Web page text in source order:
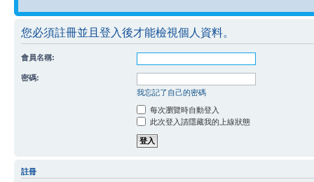
您必須註冊並且登入後才能檢視個人資料。
會員名稱:
密碼:
我忘記了自己的密碼
每次瀏覽時自動登入
此次登入請隱藏我的上線狀態
註冊